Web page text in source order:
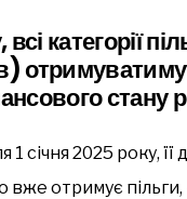
категорії
стану
січня 2025 року, її
отримує